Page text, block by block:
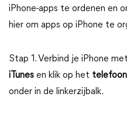
iPhone-apps te ordenen en
hier om apps op iPhone te
Stap 1. Verbind je iPhone
iTunes en klik op het
onder in de linkerzijbalk.